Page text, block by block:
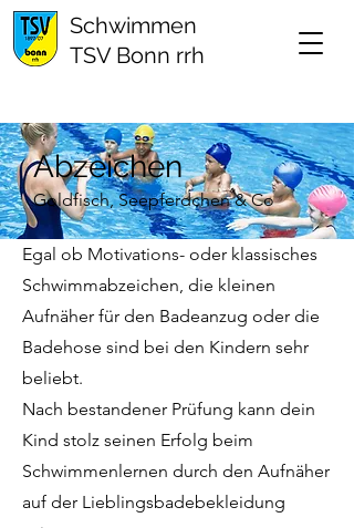
Schwimmen
TSV Bonn rrh
Abzeichen
Goldfisch, Seepferdchen & Co
Egal ob Motivations- oder klassisches
Schwimmabzeichen, die kleinen
Aufnäher für den Badeanzug oder die
Badehose sind bei den Kindern sehr
beliebt.
Nach bestandener Prüfung kann dein
Kind stolz seinen Erfolg beim
Schwimmenlernen durch den Aufnäher
auf der Lieblingsbadebekleidung